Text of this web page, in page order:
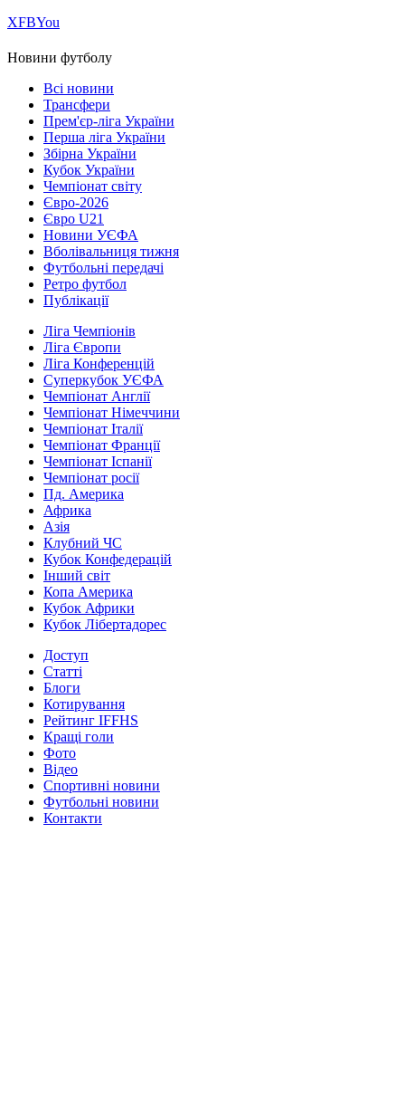
ХFBYou
Новини футболу
Всі новини
Трансфери
Прем'єр-ліга України
Перша ліга України
Збірна України
Кубок України
Чемпіонат світу
Євро-2026
Євро U21
Новини УЄФА
Вболівальниця тижня
Футбольні передачі
Ретро футбол
Публікації
Ліга Чемпіонів
Ліга Європи
Ліга Конференцій
Суперкубок УЄФА
Чемпіонат Англії
Чемпіонат Німеччини
Чемпіонат Італії
Чемпіонат Франції
Чемпіонат Іспанії
Чемпіонат росії
Пд. Америка
Африка
Азія
Клубний ЧС
Кубок Конфедерацій
Інший світ
Копа Америка
Кубок Африки
Кубок Лібертадорес
Доступ
Статті
Блоги
Котирування
Рейтинг IFFHS
Кращі голи
Фото
Відео
Спортивні новини
Футбольні новини
Контакти